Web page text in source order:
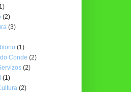
(2)
(3)
(1)
Conde (2)
(2)
(1)
(2)